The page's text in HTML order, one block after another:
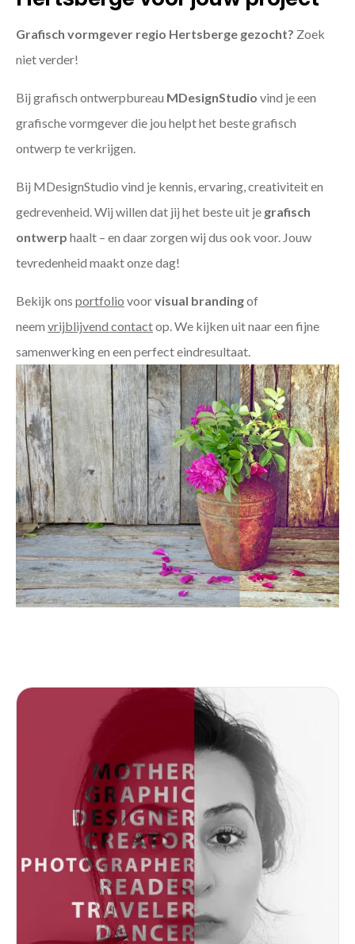
Grafisch vormgever regio Hertsberge gezocht? Zoek
niet verder!
Bij grafisch ontwerpbureau MDesignStudio vind je een
grafische vormgever die jou helpt het beste grafisch
ontwerp te verkrijgen.
Bij MDesignStudio vind je kennis, ervaring, creativiteit en
gedrevenheid. Wij willen dat jij het beste uit je grafisch
ontwerp haalt – en daar zorgen wij dus ook voor. Jouw
tevredenheid maakt onze dag!
Bekijk ons portfolio voorvisual brandingof
neem vrijblijvend contactop. We kijken uit naar een fijne
samenwerking en een perfect eindresultaat.